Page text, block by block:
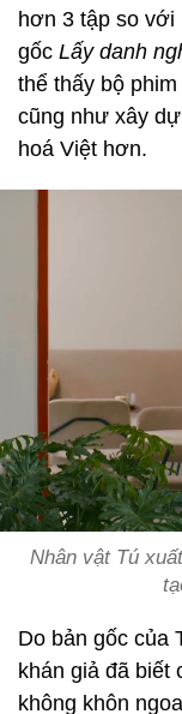
hơn 3 tập so
gốc Lấy danh
thể thấy bộ
cũng như xây
hoá Việt hơn.
Nhân vật Tú
Do bản gốc của
khán giả đã biết
không khôn